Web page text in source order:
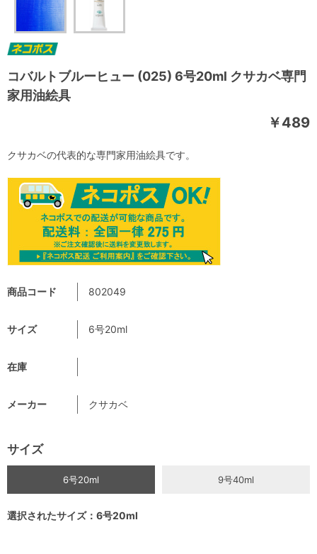
コバルトブルーヒュー (025) 6号20ml クサカベ専門
家用油絵具
￥489
商品コード 802049
サイズ 6号20ml
在庫
メーカー クサカベ
サイズ
6号20ml 9号40ml
選択されたサイズ：6号20ml
クサカベの代表的な専門家用油絵具です。